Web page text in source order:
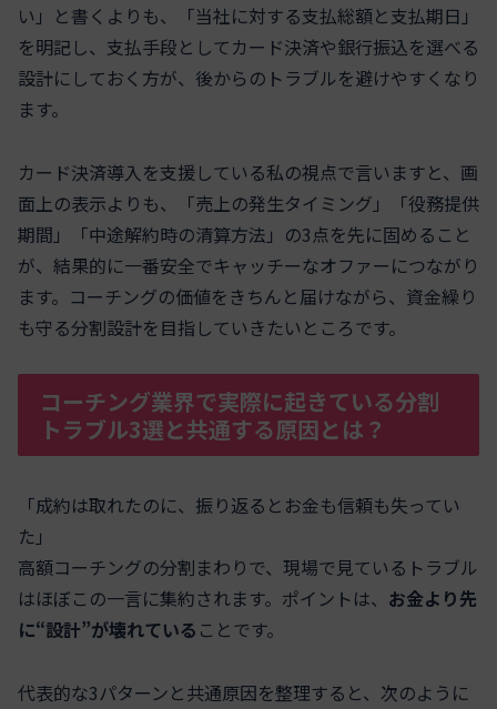
い」と書くよりも、「当社に対する支払総額と支払期日」
を明記し、支払手段としてカード決済や銀行振込を選べる
設計にしておく方が、後からのトラブルを避けやすくなり
ます。
カード決済導入を支援している私の視点で言いますと、画
面上の表示よりも、「売上の発生タイミング」「役務提供
期間」「中途解約時の清算方法」の3点を先に固めること
が、結果的に一番安全でキャッチーなオファーにつながり
ます。コーチングの価値をきちんと届けながら、資金繰り
も守る分割設計を目指していきたいところです。
コーチング業界で実際に起きている分割
トラブル3選と共通する原因とは？
「成約は取れたのに、振り返るとお金も信頼も失ってい
た」
高額コーチングの分割まわりで、現場で見ているトラブル
はほぼこの一言に集約されます。ポイントは、 お金より先
に“設計”が壊れている ことです。
代表的な3パターンと共通原因を整理すると、次のように